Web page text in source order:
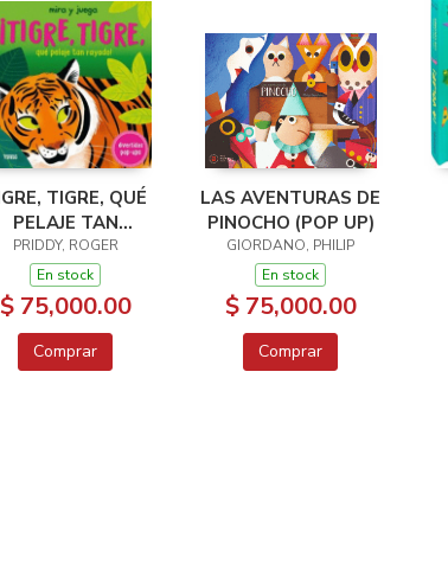
TIGRE, QUÉ
PELAJE TAN
RAYADO!
PRIDDY, ROGER
En stock
$ 75,000.00
Comprar
LAS AVENTURAS DE
PINOCHO (POP UP)
GIORDANO, PHILIP
En stock
$ 75,000.00
Comprar